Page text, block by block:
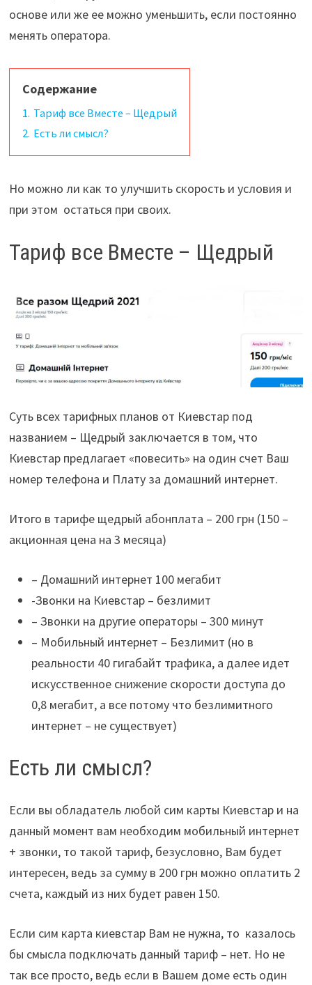
основе или же ее можно уменьшить, если постоянно
менять оператора.
Содержание
1. Тариф все Вместе – Щедрый
2. Есть ли смысл?
Но можно ли как то улучшить скорость и условия и
при этом остаться при своих.
Тариф все Вместе – Щедрый
Суть всех тарифных планов от Киевстар под
названием – Щедрый заключается в том, что
Киевстар предлагает «повесить» на один счет Ваш
номер телефона и Плату за домашний интернет.
Итого в тарифе щедрый абонплата – 200 грн (150 –
акционная цена на 3 месяца)
– Домашний интернет 100 мегабит
-Звонки на Киевстар – безлимит
– Звонки на другие операторы – 300 минут
– Мобильный интернет – Безлимит (но в
реальности 40 гигабайт трафика, а далее идет
искусственное снижение скорости доступа до
0,8 мегабит, а все потому что безлимитного
интернет – не существует)
Есть ли смысл?
Если вы обладатель любой сим карты Киевстар и на
данный момент вам необходим мобильный интернет
+ звонки, то такой тариф, безусловно, Вам будет
интересен, ведь за сумму в 200 грн можно оплатить 2
счета, каждый из них будет равен 150.
Если сим карта киевстар Вам не нужна, то казалось
бы смысла подключать данный тариф – нет. Но не
так все просто, ведь если в Вашем доме есть один